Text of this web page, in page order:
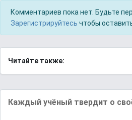
Комментариев пока нет. Будьте
Зарегистрируйтесь чтобы
Читайте также:
Каждый учёный твердит о